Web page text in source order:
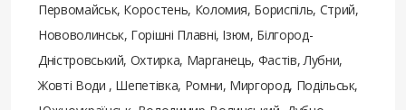
Первомайськ, Коростень, Коломия, Бориспіль, Стрий,
Нововолинськ, Горішні Плавні, Ізюм, Білгород-
Дністровський, Охтирка, Марганець, Фастів, Лубни,
Жовті Води , Шепетівка, Ромни, Миргород, Подільськ,